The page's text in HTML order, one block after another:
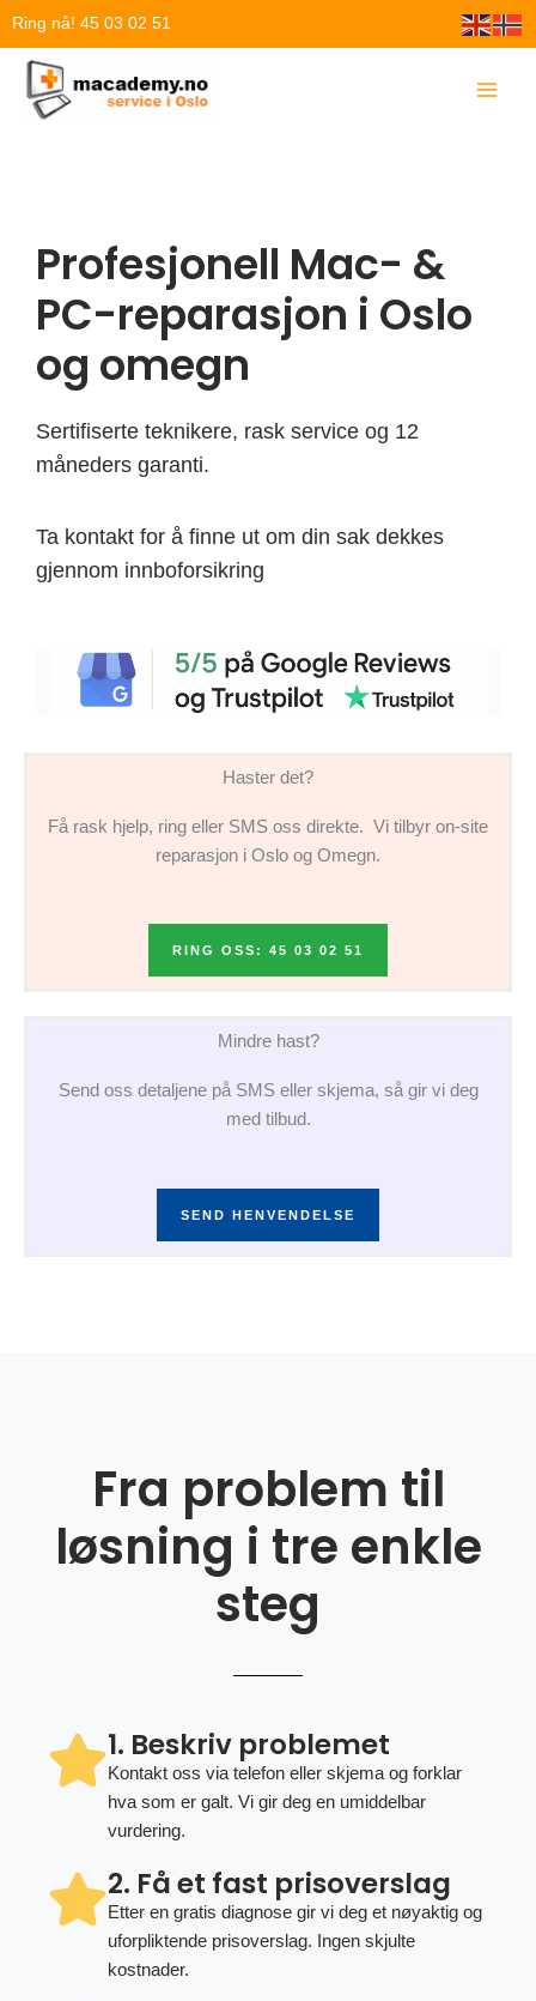
Hopp
innholdet
Ring nå! 45 03 02 51
Profesjonell Mac- &
PC-reparasjon i Oslo
og omegn
Sertifiserte teknikere, rask service og 12
måneders garanti.
Ta kontakt for å finne ut om din sak dekkes
gjennom innboforsikring
Haster det?
Få rask hjelp, ring eller SMS oss direkte. Vi tilbyr on-site
reparasjon i Oslo og Omegn.
RING OSS: 45 03 02 51
Mindre hast?
Send oss detaljene på SMS eller skjema, så gir vi deg
med tilbud.
SEND HENVENDELSE
Fra problem til
løsning i tre enkle
steg
1. Beskriv problemet
Kontakt oss via telefon eller skjema og forklar
hva som er galt. Vi gir deg en umiddelbar
vurdering.
2. Få et fast prisoverslag
Etter en gratis diagnose gir vi deg et nøyaktig og
uforpliktende prisoverslag. Ingen skjulte
kostnader.